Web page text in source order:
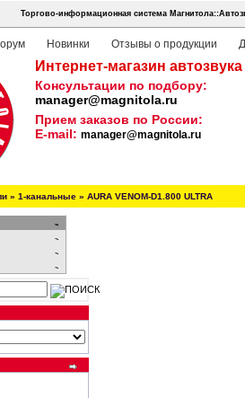
Торгово-информационная система
Новинки Отзывы о продукции
Интернет-магазин
Консультации по подбору:
manager@magnitola.ru
Прием заказов по России:
E-mail: manager@magnitola.ru
» 1-канальные » AURA VENOM-D1.800 ULTRA